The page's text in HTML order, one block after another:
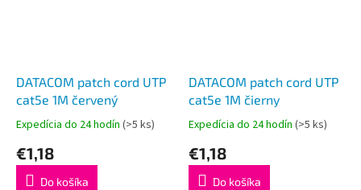
DATACOM patch cord UTP
cat5e 1M červený
Expedícia do 24 hodín (>5 ks)
€1,18
Do košíka
DATACOM patch cord UTP
cat5e 1M čierny
Expedícia do 24 hodín (>5 ks)
€1,18
Do košíka